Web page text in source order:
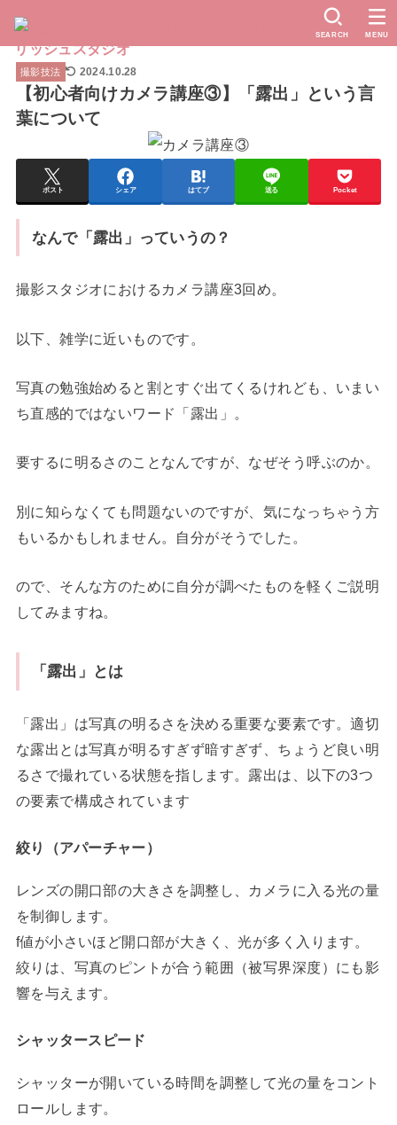
SEARCH MENU
撮影技法 2024.10.28
【初心者向けカメラ講座③】「露出」という言
葉について
ポスト シェア はてブ 送る Pocket
なんで「露出」っていうの？
撮影スタジオにおけるカメラ講座3回め。
以下、雑学に近いものです。
写真の勉強始めると割とすぐ出てくるけれども、いまい
ち直感的ではないワード「露出」。
要するに明るさのことなんですが、なぜそう呼ぶのか。
別に知らなくても問題ないのですが、気になっちゃう方
もいるかもしれません。自分がそうでした。
ので、そんな方のために自分が調べたものを軽くご説明
してみますね。
「露出」とは
「露出」は写真の明るさを決める重要な要素です。適切
な露出とは写真が明るすぎず暗すぎず、ちょうど良い明
るさで撮れている状態を指します。露出は、以下の3つ
の要素で構成されています
絞り（アパーチャー）
レンズの開口部の大きさを調整し、カメラに入る光の量
を制御します。
f値が小さいほど開口部が大きく、光が多く入ります。
絞りは、写真のピントが合う範囲（被写界深度）にも影
響を与えます。
シャッタースピード
シャッターが開いている時間を調整して光の量をコント
ロールします。